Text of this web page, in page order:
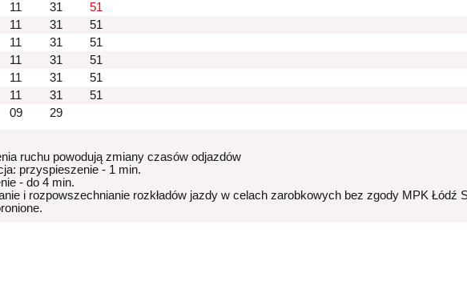
11 31
51
11 31
51
11 31
51
11 31
51
11 31
51
11 31
51
09 29
ruchu powodują zmiany czasów odjazdów
przyspieszenie - 1 min.
- do 4 min.
i rozpowszechnianie rozkładów jazdy w celach zarobkowych bez zgody MPK Łódź